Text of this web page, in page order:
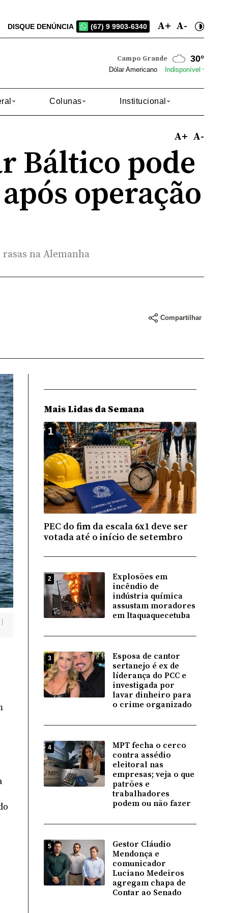
DISQUE DENÚNCIA (67) 9 9903-6340 A+ A-
Dourados 27°
Dólar Americano Indisponível -
Colunas Institucional
A+ A-
Báltico pode
operação
na Alemanha
Compartilhar
Mais Lidas da Semana
1
PEC do fim da escala 6x1 deve ser
votada até o início de setembro
2
Explosões em
incêndio de
indústria química
assustam moradores
em Itaquaquecetuba
3
Esposa de cantor
sertanejo é ex de
líderança do PCC e
investigada por
lavar dinheiro para
o crime organizado
4
MPT fecha o cerco
contra assédio
eleitoral nas
empresas; veja o que
patrões e
trabalhadores
podem ou não fazer
5
Gestor Cláudio
Mendonça e
comunicador
Luciano Medeiros
agregam chapa de
Contar ao Senado